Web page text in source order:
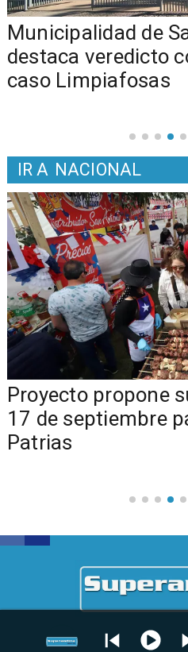
Municipalidad de
destaca veredicto
caso Limpiafosas
IR A NACIONAL
Proyecto propone
17 de septiembre
Patrias